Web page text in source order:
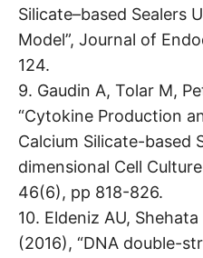
Silicate–based Sealers
Model”, Journal of
124.
9. Gaudin A, Tolar M,
“Cytokine Production
Calcium Silicate-based
dimensional Cell
46(6), pp 818-826.
10. Eldeniz AU,
(2016), “DNA double-